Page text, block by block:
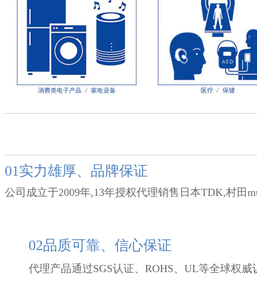
01实力雄厚、品牌保证
公司成立于2009年,13年授权代理销售日本TDK,村田
02品质可靠、信心保证
代理产品通过SGS认证、ROHS、UL等全球权威